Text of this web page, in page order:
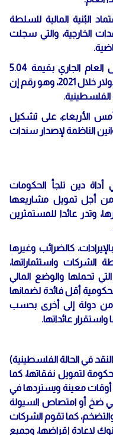
البُنية المالية للسلطة
الخارجية، والتي سجلت
وتتوقع الحكومة أن تجبي إيرادات خلال العام الجاري بقيمة 5.04
مليارات دولار، صعودا من 4.4 مليارات دولار خلال 2021، وهو رقم إن
الأربعاء، على تشكيل
الناظمة لإصدار سندات
دين تلجأ الحكومات
من أجل تمويل مشاريعها
وتدر عائدا للمستمثرين
كالضرائب وغيرها
الشركات واستثماراتها،
تحملها والوضع المالي
أقل فائدة لضمانها
من دولة إلى أخرى بحسب
عائداتها.
في الحالة الفلسطينية)
لتمويل نفقاتها، كما
معينة ويستردها في
ضخ أو امتصاص السيولة
كما تقوم الشركات
لاعادة إقراضها، وجميع